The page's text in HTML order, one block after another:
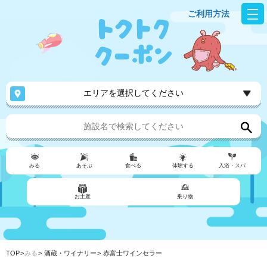
ご利用方法
エリアを選択してください
みる あそぶ 食べる 体験する 入浴・スパ
お土産 乗り物
TOP みる 酒蔵・ワイナリー 赤富士ワインセラー